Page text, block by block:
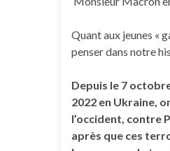
Quant aux jeunes «
penser dans notre
Depuis le 7
2022 en Ukraine,
l’occident, contre
après que ces